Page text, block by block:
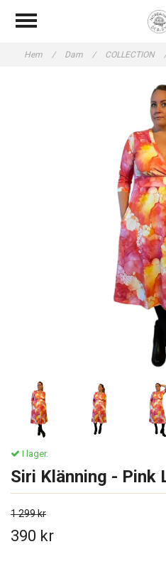
Hem / Dam / COLLECTION
I lager.
Siri Klänning - Pink
1 299 kr
390 kr